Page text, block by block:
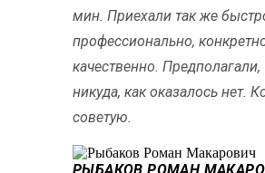
мин. Приехали так же
профессионально,
качественно. Предполагали,
никуда, как оказалось нет.
советую.